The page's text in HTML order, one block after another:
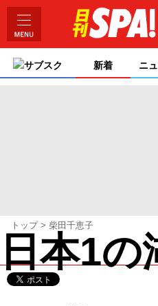
サブスク 新着 ニ
トップ 柴田千恵子
日本1